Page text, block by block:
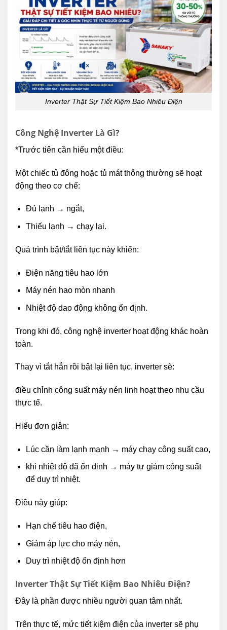
Inverter Thật Sự Tiết Kiệm Bao Nhiêu Điện
Công Nghệ Inverter Là Gì?
*Trước tiên cần hiểu một điều:
Một chiếc tủ đông hoặc tủ mát thông thường sẽ hoạt
động theo cơ chế:
Đủ lạnh → ngắt,
Thiếu lạnh → chạy lại.
Quá trình bật/tắt liên tục này khiến:
Điện năng tiêu hao lớn
Máy nén hao mòn nhanh
Nhiệt độ dao động không ổn định.
Trong khi đó, công nghệ inverter hoạt động khác hoàn
toàn.
Thay vì tắt hẳn rồi bật lại liên tục, inverter sẽ:
điều chỉnh công suất máy nén linh hoạt theo nhu cầu
thực tế.
Hiểu đơn giản:
Lúc cần làm lạnh mạnh → máy chạy công suất cao,
khi nhiệt độ đã ổn định → máy tự giảm công suất
để duy trì nhiệt.
Điều này giúp:
Hạn chế tiêu hao điện,
Giảm áp lực cho máy nén,
Duy trì nhiệt độ ổn định hơn
Inverter Thật Sự Tiết Kiệm Bao Nhiêu Điện?
Đây là phần được nhiều người quan tâm nhất.
Trên thực tế, mức tiết kiệm điện của inverter sẽ phụ